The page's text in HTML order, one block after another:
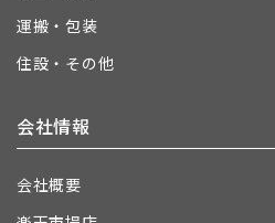
運搬・包装
住設・その他
会社情報
会社概要